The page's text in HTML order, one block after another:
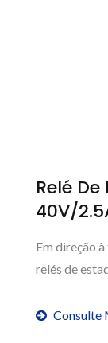
Relé
40V/
Em direção
relés de
Consulte